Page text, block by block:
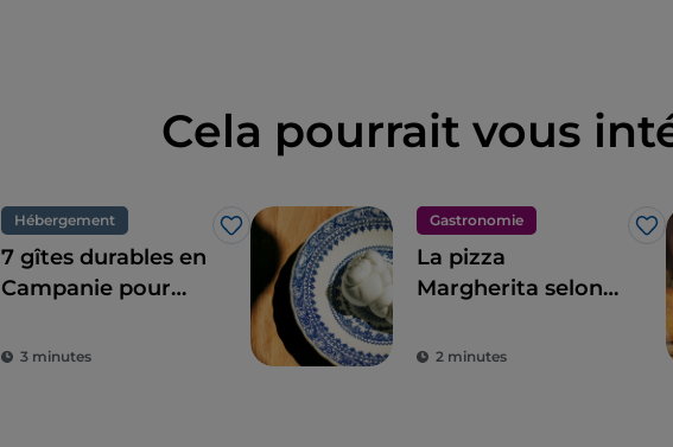
Cela pourrait vous
Hébergement
J’aime
7 gîtes durables en
Campanie pour
parfaite de l'éco-
3 minutes
Gastronomie
La pizza
Margherita selon
2 minutes